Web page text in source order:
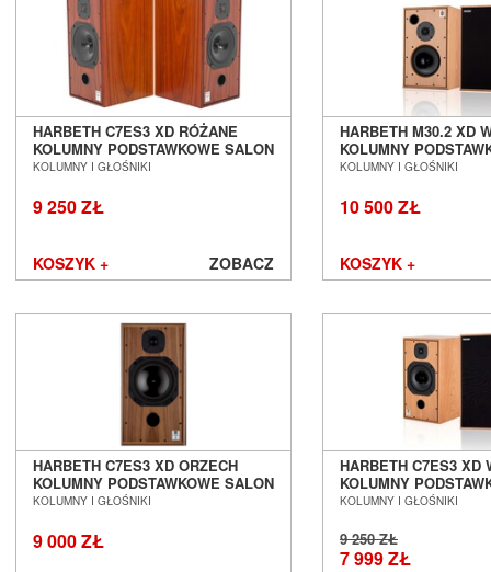
Exposure
Fezz Audio
FiberPro
FiiO
Final Audio
Focal
Furutech
Gigawatt
Glanz
Hana
Harbeth
Harman/Kardon
Heco
Heed Audio
M40.3 XD
, marka ta jest w stanie zadowolić każdego
AUTORYZOWANY DEALER
Jesteśmy autoryzowanym dealerem
HARBETH C7ES3 XD RÓŻANE
KOLUMNY PODSTAWKOWE SALON
POZNAŃ WROCŁAW
KOLUMNY I GŁOŚNIKI
9 250 ZŁ
KOSZYK + ZOBACZ
HARBETH M30.2 XD
KOLUMNY
POZNAŃ WROCŁAW
KOLUMNY I GŁOŚNIKI
10 500 ZŁ
KOSZYK +
HARBETH C7ES3 XD ORZECH
KOLUMNY PODSTAWKOWE SALON
POZNAŃ WROCŁAW
KOLUMNY I GŁOŚNIKI
9 000 ZŁ
HARBETH C7ES3 XD
KOLUMNY
POZNAŃ WROCŁAW
KOLUMNY I GŁOŚNIKI
9 250 ZŁ
7 999 ZŁ